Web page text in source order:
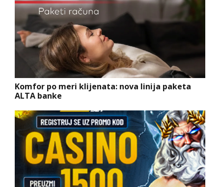
Komfor po meri klijenata: nova linija paketa
ALTA banke